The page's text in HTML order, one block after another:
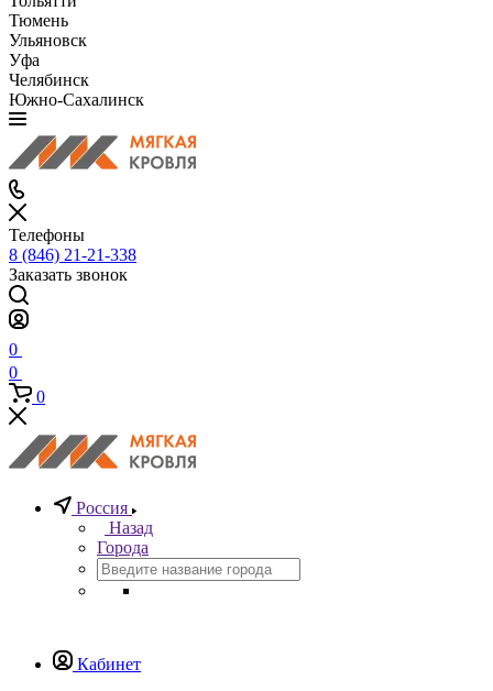
Тюмень
Ульяновск
Уфа
Челябинск
Южно-Сахалинск
Телефоны
8 (846) 21-21-338
Заказать звонок
0
0
0
Россия
Назад
Города
Кабинет